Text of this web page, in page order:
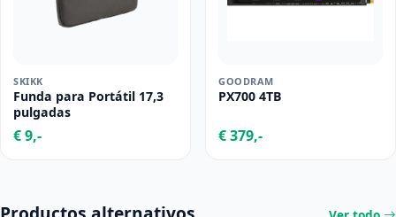
SKIKK
Funda para Portátil 17,3
pulgadas
€ 9,-
GOODRAM
PX700 4TB
€ 379,-